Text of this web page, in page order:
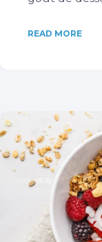
READ MORE